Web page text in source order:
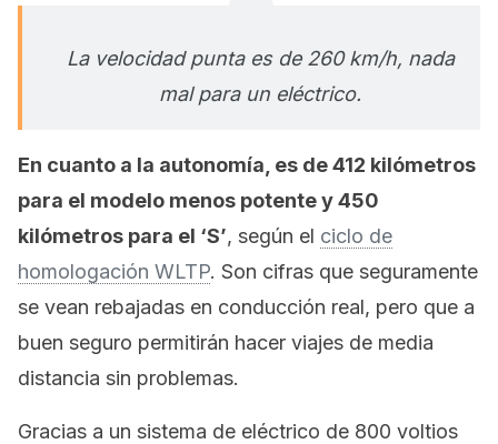
La velocidad punta es de 260 km/h, nada
mal para un eléctrico.
En cuanto a la autonomía, es de 412 kilómetros
para el modelo menos potente y 450
kilómetros para el ‘S’, según el ciclo de
homologación WLTP. Son cifras que seguramente
se vean rebajadas en conducción real, pero que a
buen seguro permitirán hacer viajes de media
distancia sin problemas.
Gracias a un sistema de eléctrico de 800 voltios